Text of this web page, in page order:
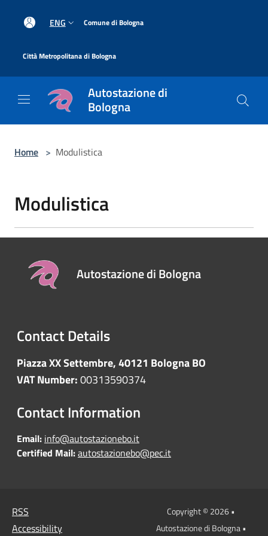
ENG Comune di Bologna
Città Metropolitana di Bologna
Autostazione di
Bologna
Home > Modulistica
Modulistica
Autostazione di Bologna
Contact Details
Piazza XX Settembre, 40121 Bologna BO
VAT Number:00313590374
Contact Information
Email: info@autostazionebo.it
Certified Mail:autostazionebo@pec.it
RSS
Accessibility
Copyright © 2026 •
Autostazione di Bologna •